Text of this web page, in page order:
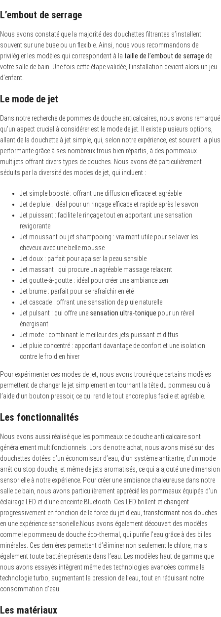
L’embout de serrage
Nous avons constaté que la majorité des douchettes filtrantes s’installent
souvent sur une buse ou un flexible. Ainsi, nous vous recommandons de
privilégier les modèles qui correspondent à la taille de l’embout de serrage de
votre salle de bain. Une fois cette étape validée, l’installation devient alors un jeu
d’enfant.
Le mode de jet
Dans notre recherche de pommes de douche anticalcaires, nous avons remarqué
qu’un aspect crucial à considérer est le mode de jet. Il existe plusieurs options,
allant de la douchette à jet simple, qui, selon notre expérience, est souvent la plus
performante grâce à ses nombreux trous bien répartis, à des pommeaux
multijets offrant divers types de douches. Nous avons été particulièrement
séduits par la diversité des modes de jet, qui incluent :
Jet simple boosté : offrant une diffusion efficace et agréable
Jet de pluie : idéal pour un rinçage efficace et rapide après le savon
Jet puissant : facilite le rinçage tout en apportant une sensation
revigorante
Jet moussant ou jet shampooing : vraiment utile pour se laver les
cheveux avec une belle mousse
Jet doux : parfait pour apaiser la peau sensible
Jet massant : qui procure un agréable massage relaxant
Jet goutte-à-goutte : idéal pour créer une ambiance zen
Jet brume : parfait pour se rafraîchir en été
Jet cascade : offrant une sensation de pluie naturelle
Jet pulsant : qui offre une sensation ultra-tonique pour un réveil
énergisant
Jet mixte : combinant le meilleur des jets puissant et diffus
Jet pluie concentré : apportant davantage de confort et une isolation
contre le froid en hiver
Pour expérimenter ces modes de jet, nous avons trouvé que certains modèles
permettent de changer le jet simplement en tournant la tête du pommeau ou à
l’aide d’un bouton pressoir, ce qui rend le tout encore plus facile et agréable.
Les fonctionnalités
Nous avons aussi réalisé que les pommeaux de douche anti calcaire sont
généralement multifonctionnels. Lors de notre achat, nous avons misé sur des
douchettes dotées d’un économiseur d’eau, d’un système antitartre, d’un mode
arrêt ou stop douche, et même de jets aromatisés, ce qui a ajouté une dimension
sensorielle à notre expérience. Pour créer une ambiance chaleureuse dans notre
salle de bain, nous avons particulièrement apprécié les pommeaux équipés d’un
éclairage LED et d’une enceinte Bluetooth. Ces LED brillent et changent
progressivement en fonction de la force du jet d’eau, transformant nos douches
en une expérience sensorielle.Nous avons également découvert des modèles
comme le pommeau de douche éco-thermal, qui purifie l’eau grâce à des billes
minérales. Ces dernières permettent d’éliminer non seulement le chlore, mais
également toute bactérie présente dans l’eau. Les modèles haut de gamme que
nous avons essayés intègrent même des technologies avancées comme la
technologie turbo, augmentant la pression de l’eau, tout en réduisant notre
consommation d’eau.
Les matériaux